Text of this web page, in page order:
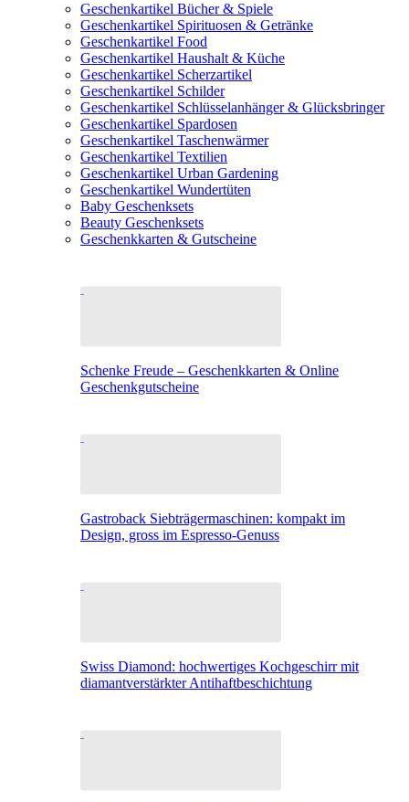
Geschenkartikel Bücher & Spiele
Geschenkartikel Spirituosen & Getränke
Geschenkartikel Food
Geschenkartikel Haushalt & Küche
Geschenkartikel Scherzartikel
Geschenkartikel Schilder
Geschenkartikel Schlüsselanhänger & Glücksbringer
Geschenkartikel Spardosen
Geschenkartikel Taschenwärmer
Geschenkartikel Textilien
Geschenkartikel Urban Gardening
Geschenkartikel Wundertüten
Baby Geschenksets
Beauty Geschenksets
Geschenkkarten & Gutscheine
Schenke Freude – Geschenkkarten & Online
Geschenkgutscheine
Gastroback Siebträgermaschinen: kompakt im
Design, gross im Espresso-Genuss
Swiss Diamond: hochwertiges Kochgeschirr mit
diamantverstärkter Antihaftbeschichtung